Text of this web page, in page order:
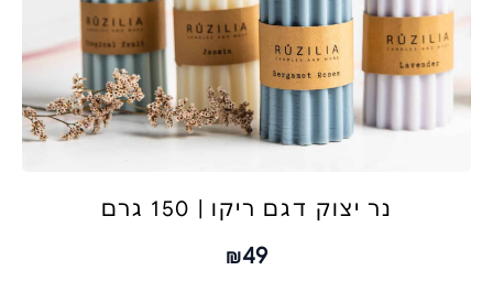
נר יצוק דגם ריקו | 150 גרם
₪49